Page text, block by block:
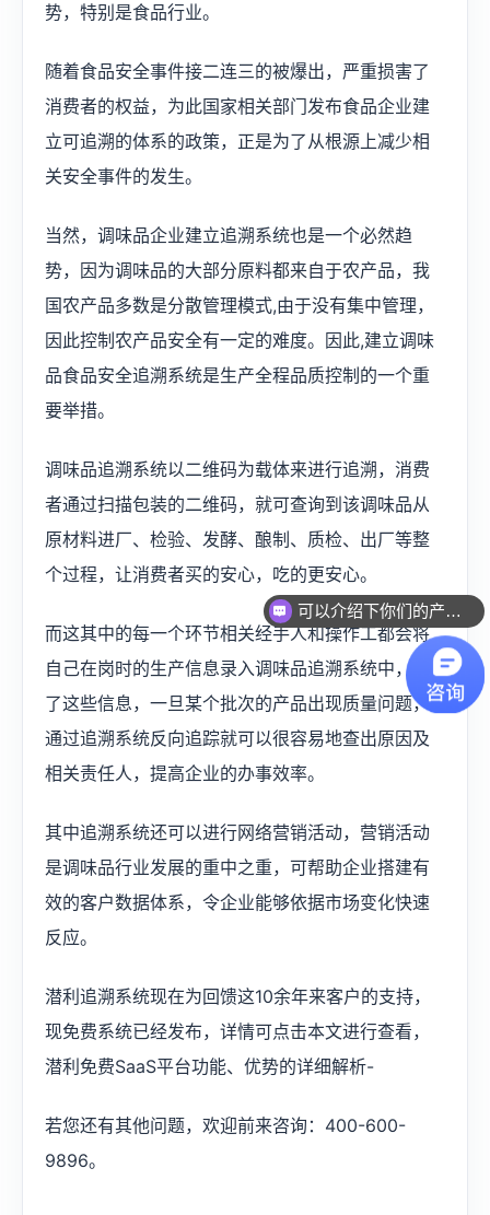
势，特别是食品行业。
随着食品安全事件接二连三的被爆出，严重损害了
消费者的权益，为此国家相关部门发布食品企业建
立可追溯的体系的政策，正是为了从根源上减少相
关安全事件的发生。
当然，调味品企业建立追溯系统也是一个必然趋
势，因为调味品的大部分原料都来自于农产品，我
国农产品多数是分散管理模式,由于没有集中管理，
因此控制农产品安全有一定的难度。因此,建立调味
品食品安全追溯系统是生产全程品质控制的一个重
要举措。
调味品追溯系统以二维码为载体来进行追溯，消费
者通过扫描包装的二维码，就可查询到该调味品从
原材料进厂、检验、发酵、酿制、质检、出厂等整
个过程，让消费者买的安心，吃的更安心。
而这其中的每一个环节相关经手人和操作工都会将
自己在岗时的生产信息录入调味品追溯系统中，有
了这些信息，一旦某个批次的产品出现质量问题，
通过追溯系统反向追踪就可以很容易地查出原因及
相关责任人，提高企业的办事效率。
其中追溯系统还可以进行网络营销活动，营销活动
是调味品行业发展的重中之重，可帮助企业搭建有
效的客户数据体系，令企业能够依据市场变化快速
反应。
潜利追溯系统现在为回馈这10余年来客户的支持，
现免费系统已经发布，详情可点击本文进行查看，
潜利免费SaaS平台功能、优势的详细解析-
若您还有其他问题，欢迎前来咨询：400-600-
9896。
可以介绍下你们的产品么？